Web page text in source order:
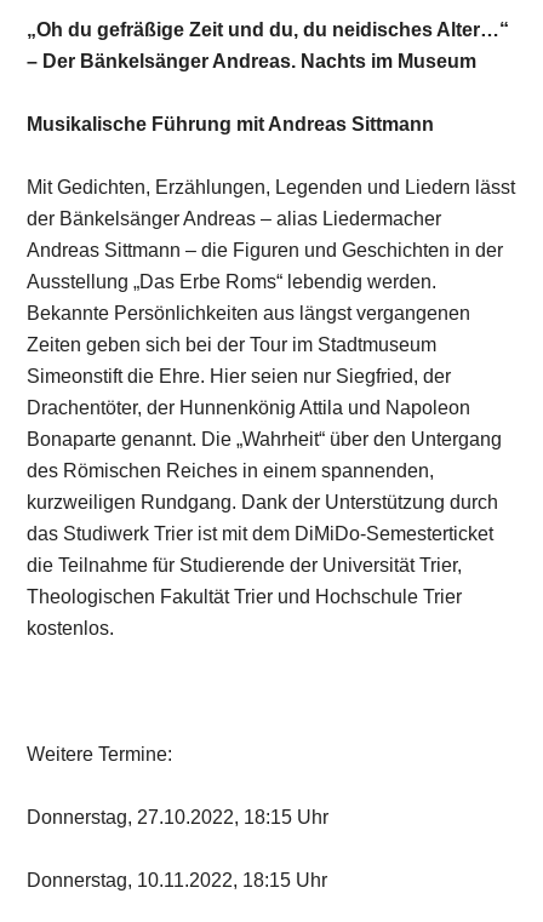
„Oh du gefräßige Zeit und du, du neidisches Alter…“
– Der Bänkelsänger Andreas. Nachts im Museum
Musikalische Führung mit Andreas Sittmann
Mit Gedichten, Erzählungen, Legenden und Liedern lässt
der Bänkelsänger Andreas – alias Liedermacher
Andreas Sittmann – die Figuren und Geschichten in der
Ausstellung „Das Erbe Roms“ lebendig werden.
Bekannte Persönlichkeiten aus längst vergangenen
Zeiten geben sich bei der Tour im Stadtmuseum
Simeonstift die Ehre. Hier seien nur Siegfried, der
Drachentöter, der Hunnenkönig Attila und Napoleon
Bonaparte genannt. Die „Wahrheit“ über den Untergang
des Römischen Reiches in einem spannenden,
kurzweiligen Rundgang. Dank der Unterstützung durch
das Studiwerk Trier ist mit dem DiMiDo-Semesterticket
die Teilnahme für Studierende der Universität Trier,
Theologischen Fakultät Trier und Hochschule Trier
kostenlos.
Weitere Termine:
Donnerstag, 27.10.2022, 18:15 Uhr
Donnerstag, 10.11.2022, 18:15 Uhr